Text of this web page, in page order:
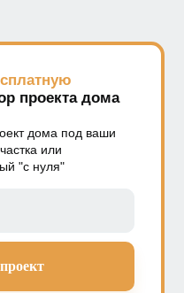
проекта дома
дома под ваши
или
"с нуля"